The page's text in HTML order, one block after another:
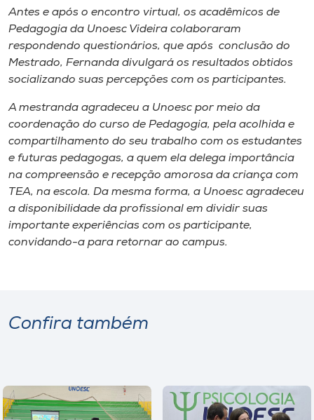
Antes e após o encontro virtual, os acadêmicos de
Pedagogia da Unoesc Videira colaboraram
respondendo questionários, que após conclusão do
Mestrado, Fernanda divulgará os resultados obtidos
socializando suas percepções com os participantes.
A mestranda agradeceu a Unoesc por meio da
coordenação do curso de Pedagogia, pela acolhida e
compartilhamento do seu trabalho com os estudantes
e futuras pedagogas, a quem ela delega importância
na compreensão e recepção amorosa da criança com
TEA, na escola. Da mesma forma, a Unoesc agradeceu
a disponibilidade da profissional em dividir suas
importante experiências com os participante,
convidando-a para retornar ao campus.
Confira também